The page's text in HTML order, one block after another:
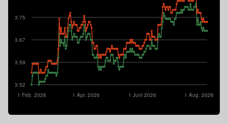
3.52
3.59
3.67
3.75
1 Aug. 2026
1 Juni 2026
1 Apr. 2026
1 Feb. 2026